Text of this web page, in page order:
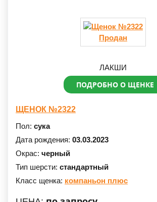
Продан
ЛАКШИ
ПОДРОБНО О ЩЕНКЕ
ЩЕНОК №2322
Пол: сука
Дата рождения: 03.03.2023
Окрас: черный
Тип шерсти: стандартный
Класс щенка: компаньон плюс